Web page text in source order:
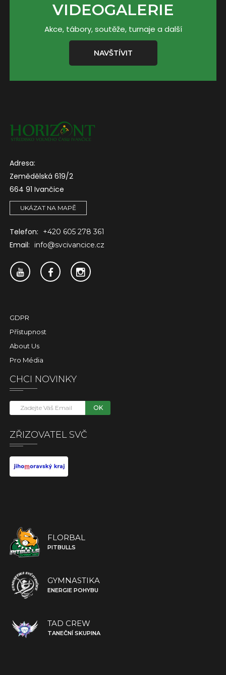
VIDEOGALERIE
Akce, tábory, soutěže, turnaje a další
NAVŠTÍVIT
Adresa:
Zemědělská 619/2
664 91 Ivančice
UKÁZAT NA MAPĚ
Telefon: +420 605 278 361
Email: info@svcivancice.cz
GDPR
Přístupnost
About Us
Pro Média
CHCI NOVINKY
OK
ZŘIZOVATEL SVČ
FLORBAL
PITBULLS
GYMNASTIKA
ENERGIE POHYBU
TAD CREW
TANEČNÍ SKUPINA